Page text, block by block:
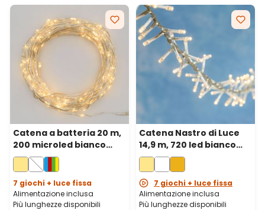
Catena a batteria 20 m,
200 microled bianco
caldo, cavo metal
argento
7 giochi + luce fissa
Alimentazione inclusa
Più lunghezze disponibili
Catena Nastro di Luce
14,9 m, 720 led bianco
caldo, cavo trasparente
7 giochi + luce fissa
Alimentazione inclusa
Più lunghezze disponibili